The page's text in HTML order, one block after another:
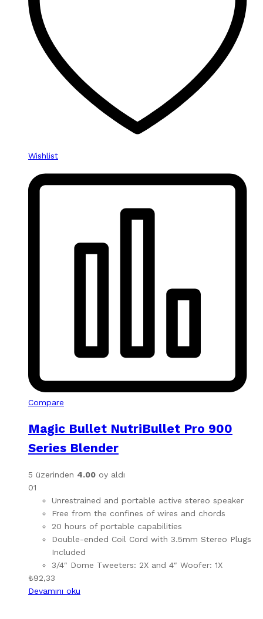
Wishlist
Compare
Magic Bullet NutriBullet Pro 900
Series Blender
5 üzerinden 4.00 oy aldı
01
Unrestrained and portable active stereo speaker
Free from the confines of wires and chords
20 hours of portable capabilities
Double-ended Coil Cord with 3.5mm Stereo Plugs
Included
3/4″ Dome Tweeters: 2X and 4″ Woofer: 1X
₺92,33
Devamını oku